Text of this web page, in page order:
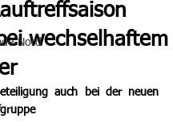
Nord
wechselhaftem
auch bei der neuen
Laufgruppe